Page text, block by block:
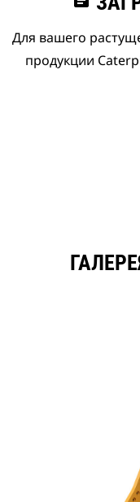
Для вашего
продукции